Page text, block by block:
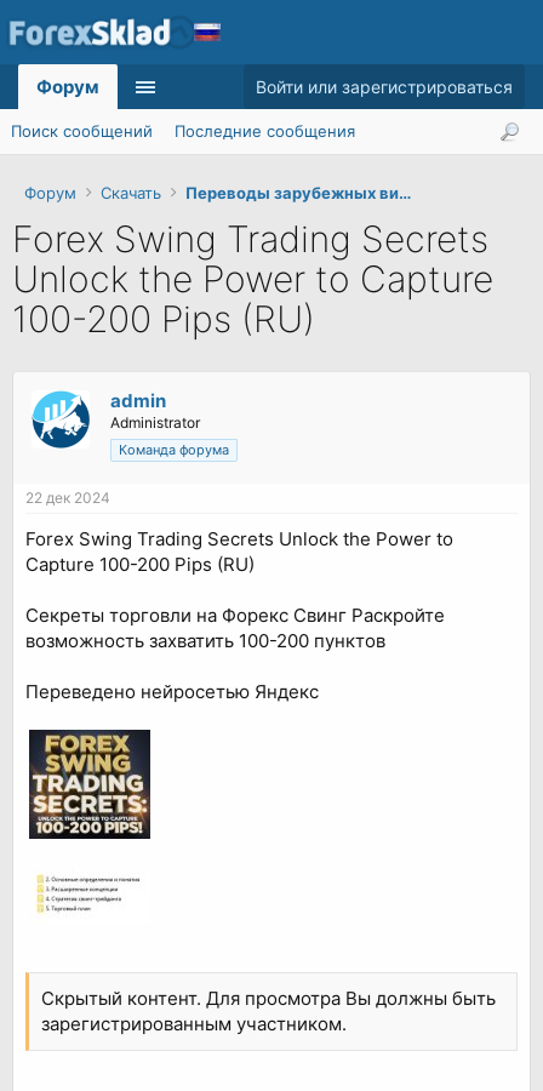
Форум Скачать Переводы зарубежных видеокурсов
Forex Swing Trading Secrets
Unlock the Power to Capture
100-200 Pips (RU)
admin
Administrator
Команда форума
22 дек 2024
Forex Swing Trading Secrets Unlock the Power to
Capture 100-200 Pips (RU)
Секреты торговли на Форекс Свинг Раскройте
возможность захватить 100-200 пунктов
Переведено нейросетью Яндекс
Скрытый контент. Для просмотра Вы должны быть
зарегистрированным участником.
Форум
Поиск сообщений Последние сообщения
Войти или зарегистрироваться